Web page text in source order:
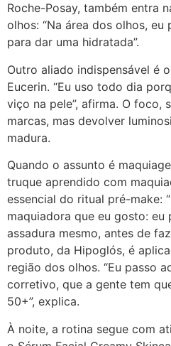
Roche-Posay, também entra
olhos: “Na área dos olhos,
para dar uma hidratada”.
Outro aliado indispensável é
Eucerin. “Eu uso todo dia
viço na pele”, afirma. O foco,
marcas, mas devolver
madura.
Quando o assunto é
truque aprendido com
essencial do ritual pré-make:
maquiadora que eu gosto: eu
assadura mesmo, antes de
produto, da Hipoglós, é
região dos olhos. “Eu passo
corretivo, que a gente tem
50+”, explica.
À noite, a rotina segue com